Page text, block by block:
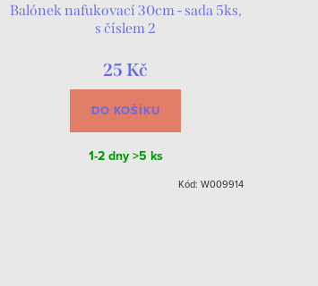
Balónek nafukovací 30cm - sada 5ks,
s číslem 2
25 Kč
DO KOŠÍKU
1-2 dny>5 ks
Kód: W009914